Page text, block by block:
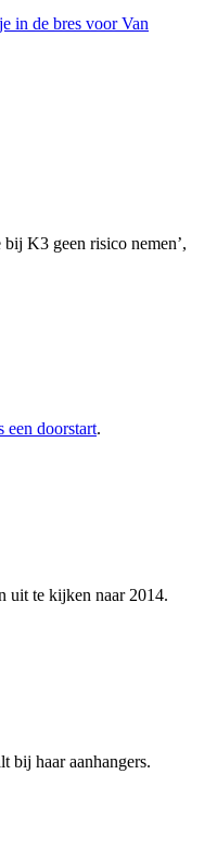
in de bres voor Van
K3 geen risico nemen’,
een doorstart.
uit te kijken naar 2014.
bij haar aanhangers.